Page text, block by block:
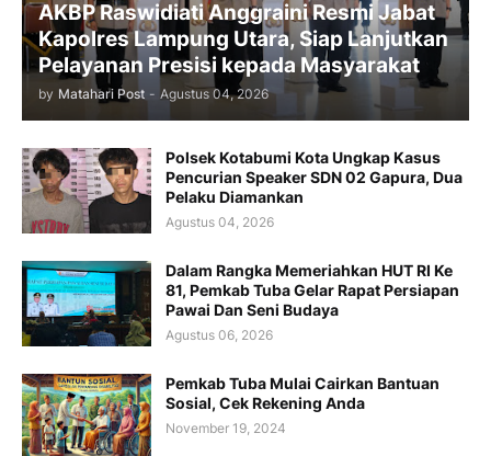
AKBP Raswidiati Anggraini Resmi Jabat
Kapolres Lampung Utara, Siap Lanjutkan
Pelayanan Presisi kepada Masyarakat
by Matahari Post - Agustus 04, 2026
Polsek Kotabumi Kota Ungkap Kasus
Pencurian Speaker SDN 02 Gapura, Dua
Pelaku Diamankan
Agustus 04, 2026
Dalam Rangka Memeriahkan HUT RI Ke
81, Pemkab Tuba Gelar Rapat Persiapan
Pawai Dan Seni Budaya
Agustus 06, 2026
Pemkab Tuba Mulai Cairkan Bantuan
Sosial, Cek Rekening Anda
November 19, 2024